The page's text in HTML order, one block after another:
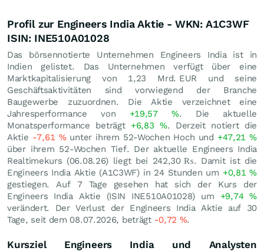
Profil zur Engineers India Aktie - WKN: A1C3WF
ISIN: INE510A01028
Das börsennotierte Unternehmen Engineers India ist in
Indien gelistet. Das Unternehmen verfügt über eine
Marktkapitalisierung von 1,23 Mrd. EUR und seine
Geschäftsaktivitäten sind vorwiegend der Branche
Baugewerbe zuzuordnen. Die Aktie verzeichnet eine
Jahresperformance von +19,57%. Die aktuelle
Monatsperformance beträgt +6,83%. Derzeit notiert die
Aktie -7,61 %unter ihrem 52-Wochen Hoch und +47,21%
über ihrem 52-Wochen Tief. Der aktuelle Engineers India
Realtimekurs (06.08.26) liegt bei 242,30 ₨. Damit ist die
Engineers India Aktie (A1C3WF) in 24 Stunden um +0,81%
gestiegen. Auf 7 Tage gesehen hat sich der Kurs der
Engineers India Aktie (ISIN INE510A01028) um +9,74%
verändert. Der Verlust der Engineers India Aktie auf 30
Tage, seit dem 08.07.2026, beträgt -0,72 %.
Kursziel Engineers India und Analysten